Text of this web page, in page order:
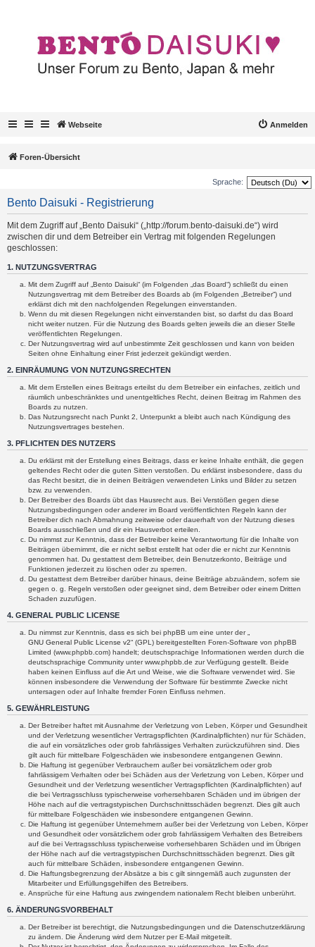
Webseite Anmelden
Foren-Übersicht
Sprache:
Bento Daisuki - Registrierung
Mit dem Zugriff auf „Bento Daisuki“ („http://forum.bento-daisuki.de“) wird
zwischen dir und dem Betreiber ein Vertrag mit folgenden Regelungen
geschlossen:
1. NUTZUNGSVERTRAG
Mit dem Zugriff auf „Bento Daisuki“ (im Folgenden „das Board“) schließt du einen
Nutzungsvertrag mit dem Betreiber des Boards ab (im Folgenden „Betreiber“) und
erklärst dich mit den nachfolgenden Regelungen einverstanden.
Wenn du mit diesen Regelungen nicht einverstanden bist, so darfst du das Board
nicht weiter nutzen. Für die Nutzung des Boards gelten jeweils die an dieser Stelle
veröffentlichten Regelungen.
Der Nutzungsvertrag wird auf unbestimmte Zeit geschlossen und kann von beiden
Seiten ohne Einhaltung einer Frist jederzeit gekündigt werden.
2. EINRÄUMUNG VON NUTZUNGSRECHTEN
Mit dem Erstellen eines Beitrags erteilst du dem Betreiber ein einfaches, zeitlich und
räumlich unbeschränktes und unentgeltliches Recht, deinen Beitrag im Rahmen des
Boards zu nutzen.
Das Nutzungsrecht nach Punkt 2, Unterpunkt a bleibt auch nach Kündigung des
Nutzungsvertrages bestehen.
3. PFLICHTEN DES NUTZERS
Du erklärst mit der Erstellung eines Beitrags, dass er keine Inhalte enthält, die gegen
geltendes Recht oder die guten Sitten verstoßen. Du erklärst insbesondere, dass du
das Recht besitzt, die in deinen Beiträgen verwendeten Links und Bilder zu setzen
bzw. zu verwenden.
Der Betreiber des Boards übt das Hausrecht aus. Bei Verstößen gegen diese
Nutzungsbedingungen oder anderer im Board veröffentlichten Regeln kann der
Betreiber dich nach Abmahnung zeitweise oder dauerhaft von der Nutzung dieses
Boards ausschließen und dir ein Hausverbot erteilen.
Du nimmst zur Kenntnis, dass der Betreiber keine Verantwortung für die Inhalte von
Beiträgen übernimmt, die er nicht selbst erstellt hat oder die er nicht zur Kenntnis
genommen hat. Du gestattest dem Betreiber, dein Benutzerkonto, Beiträge und
Funktionen jederzeit zu löschen oder zu sperren.
Du gestattest dem Betreiber darüber hinaus, deine Beiträge abzuändern, sofern sie
gegen o. g. Regeln verstoßen oder geeignet sind, dem Betreiber oder einem Dritten
Schaden zuzufügen.
4. GENERAL PUBLIC LICENSE
Du nimmst zur Kenntnis, dass es sich bei phpBB um eine unter der „
GNU General Public License v2“ (GPL) bereitgestellten Foren-Software von phpBB
Limited (www.phpbb.com) handelt; deutschsprachige Informationen werden durch die
deutschsprachige Community unter www.phpbb.de zur Verfügung gestellt. Beide
haben keinen Einfluss auf die Art und Weise, wie die Software verwendet wird. Sie
können insbesondere die Verwendung der Software für bestimmte Zwecke nicht
untersagen oder auf Inhalte fremder Foren Einfluss nehmen.
5. GEWÄHRLEISTUNG
Der Betreiber haftet mit Ausnahme der Verletzung von Leben, Körper und Gesundheit
und der Verletzung wesentlicher Vertragspflichten (Kardinalpflichten) nur für Schäden,
die auf ein vorsätzliches oder grob fahrlässiges Verhalten zurückzuführen sind. Dies
gilt auch für mittelbare Folgeschäden wie insbesondere entgangenen Gewinn.
Die Haftung ist gegenüber Verbrauchern außer bei vorsätzlichem oder grob
fahrlässigem Verhalten oder bei Schäden aus der Verletzung von Leben, Körper und
Gesundheit und der Verletzung wesentlicher Vertragspflichten (Kardinalpflichten) auf
die bei Vertragsschluss typischerweise vorhersehbaren Schäden und im übrigen der
Höhe nach auf die vertragstypischen Durchschnittsschäden begrenzt. Dies gilt auch
für mittelbare Folgeschäden wie insbesondere entgangenen Gewinn.
Die Haftung ist gegenüber Unternehmern außer bei der Verletzung von Leben, Körper
und Gesundheit oder vorsätzlichem oder grob fahrlässigem Verhalten des Betreibers
auf die bei Vertragsschluss typischerweise vorhersehbaren Schäden und im Übrigen
der Höhe nach auf die vertragstypischen Durchschnittsschäden begrenzt. Dies gilt
auch für mittelbare Schäden, insbesondere entgangenen Gewinn.
Die Haftungsbegrenzung der Absätze a bis c gilt sinngemäß auch zugunsten der
Mitarbeiter und Erfüllungsgehilfen des Betreibers.
Ansprüche für eine Haftung aus zwingendem nationalem Recht bleiben unberührt.
6. ÄNDERUNGSVORBEHALT
Der Betreiber ist berechtigt, die Nutzungsbedingungen und die Datenschutzerklärung
zu ändern. Die Änderung wird dem Nutzer per E-Mail mitgeteilt.